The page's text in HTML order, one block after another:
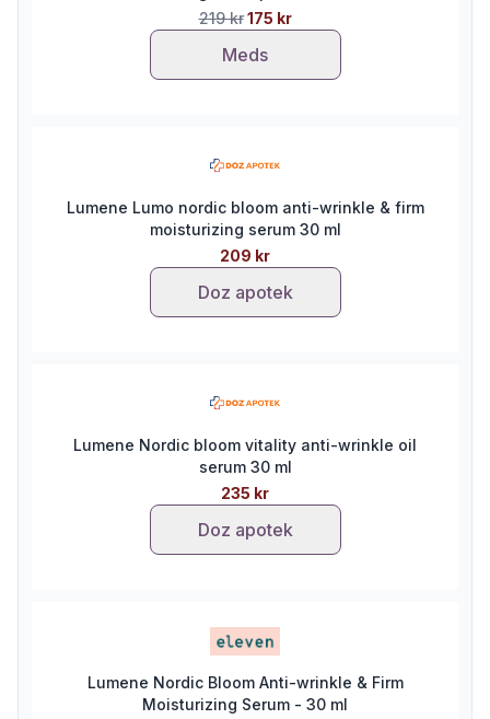
219 kr 175 kr
Meds
Lumene Lumo nordic bloom anti-wrinkle & firm
moisturizing serum 30 ml
209 kr
Doz apotek
Lumene Nordic bloom vitality anti-wrinkle oil
serum 30 ml
235 kr
Doz apotek
Lumene Nordic Bloom Anti-wrinkle & Firm
Moisturizing Serum - 30 ml